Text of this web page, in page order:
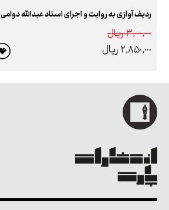
ردیف آوازی به روایت و اجرای استاد عبدالله دوامی
3,000,000 ريال
2,850,000 ريال